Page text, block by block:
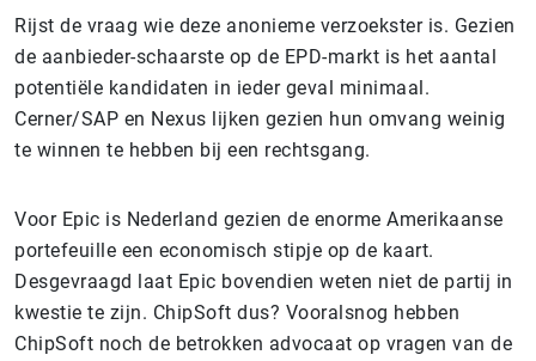
Rijst de vraag wie deze anonieme verzoekster is. Gezien
de aanbieder-schaarste op de EPD-markt is het aantal
potentiële kandidaten in ieder geval minimaal.
Cerner/SAP en Nexus lijken gezien hun omvang weinig
te winnen te hebben bij een rechtsgang.
Voor Epic is Nederland gezien de enorme Amerikaanse
portefeuille een economisch stipje op de kaart.
Desgevraagd laat Epic bovendien weten niet de partij in
kwestie te zijn. ChipSoft dus? Vooralsnog hebben
ChipSoft noch de betrokken advocaat op vragen van de